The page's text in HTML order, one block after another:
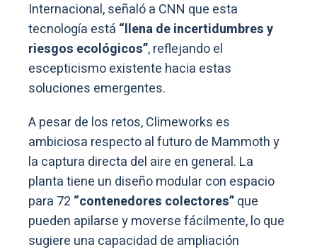
Internacional, señaló a CNN que esta
tecnología está “llena de incertidumbres y
riesgos ecológicos”, reflejando el
escepticismo existente hacia estas
soluciones emergentes.
A pesar de los retos, Climeworks es
ambiciosa respecto al futuro de Mammoth y
la captura directa del aire en general. La
planta tiene un diseño modular con espacio
para 72 “contenedores colectores”que
pueden apilarse y moverse fácilmente, lo que
sugiere una capacidad de ampliación